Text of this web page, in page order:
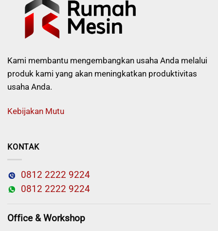
Kami membantu mengembangkan usaha Anda melalui
produk kami yang akan meningkatkan produktivitas
usaha Anda.
Kebijakan Mutu
KONTAK
0812 2222 9224
0812 2222 9224
Office & Workshop